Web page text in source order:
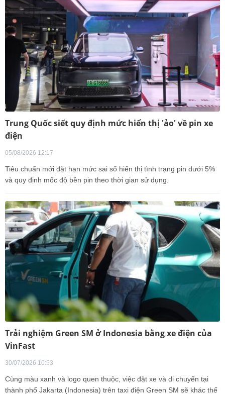
Trung Quốc siết quy định mức hiển thị 'ảo' về pin xe
điện
05/08/2026 12:17
Tiêu chuẩn mới đặt hạn mức sai số hiển thị tình trạng pin dưới 5%
và quy định mốc độ bền pin theo thời gian sử dụng.
Trải nghiệm Green SM ở Indonesia bằng xe điện của
VinFast
30/07/2026 10:53
Cùng màu xanh và logo quen thuộc, việc đặt xe và di chuyển tại
thành phố Jakarta (Indonesia) trên taxi điện Green SM sẽ khác thế